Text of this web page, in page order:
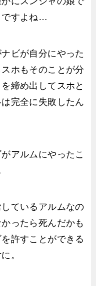
ですよね…
ビが自分にやった
ホもそのことが分
締め出してスホと
完全に失敗したん
アルムにやったこ
ているアルムなの
ったら死んだかも
許すことができる
。